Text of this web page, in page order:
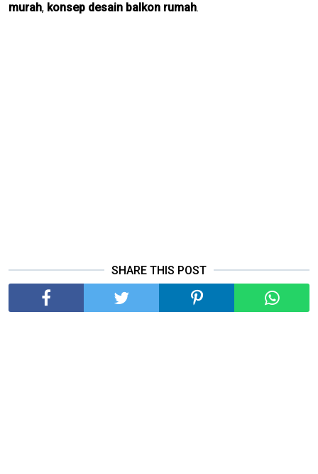
murah, konsep desain balkon rumah.
SHARE THIS POST